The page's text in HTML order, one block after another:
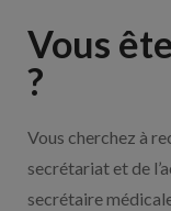
Vous
?
Vous cherchez à
secrétariat et de
secrétaire